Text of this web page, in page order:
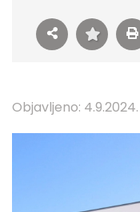
Objavljeno: 4.9.2024.